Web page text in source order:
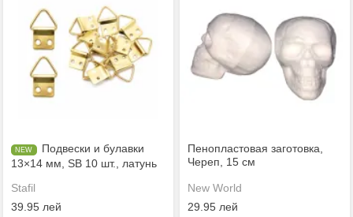
Подвески и булавки
13×14 мм, SB 10 шт., латунь
Stafil
39.95 лей
Пенопластовая заготовка,
Череп, 15 см
New World
29.95 лей